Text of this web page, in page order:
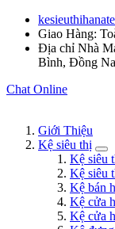
Giao Hàng:
Địa chỉ Nhà
Bình, Đồng
Chat Online
Giới Thiệu
Kệ siêu thị
Kệ siêu
Kệ siêu
Kệ bán
Kệ cửa
Kệ cửa